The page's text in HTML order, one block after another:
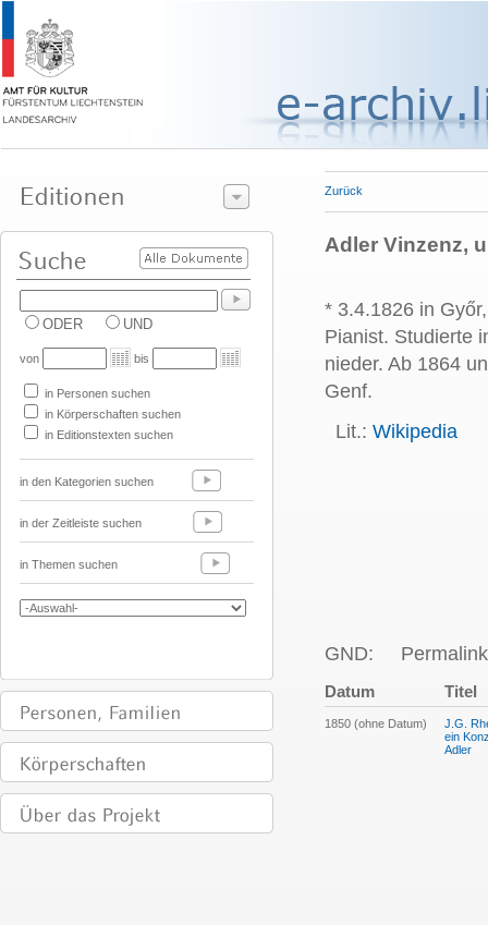
ODER UND
von bis
in Personen suchen
in Körperschaften suchen
in Editionstexten suchen
in den Kategorien suchen
in der Zeitleiste suchen
in Themen suchen
Zurück
Adler Vinzenz,
* 3.4.1826 in
Pianist. Studierte
nieder. Ab 1864
Genf.
Lit.: Wikipedia
GND:
Datum Titel
1850 (ohne Datum)
J.G.
ein
Adler